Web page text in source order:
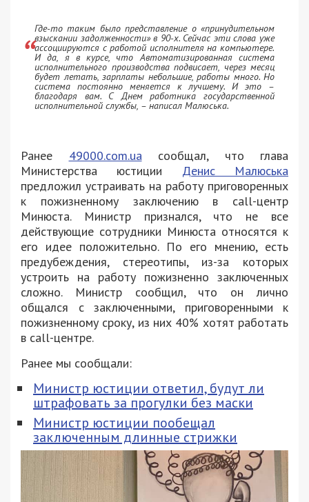
Где-то таким было представление о «принудительном
взыскании задолженности» в 90-х. Сейчас эти слова уже
ассоциируются с работой исполнителя на компьютере.
И да, я в курсе, что Автоматизированная система
исполнительного производства подвисает, через месяц
будет летать, зарплаты небольшие, работы много. Но
система постоянно меняется к лучшему. И это –
благодаря вам. С Днем работника государственной
исполнительной службы, – написал Малюська.
Ранее 49000.com.uaсообщал, что глава
Министерства юстиции Денис Малюська
предложил устраивать на работу приговоренных
к пожизненному заключению в call-центр
Минюста. Министр признался, что не все
действующие сотрудники Минюста относятся к
его идее положительно. По его мнению, есть
предубеждения, стереотипы, из-за которых
устроить на работу пожизненно заключенных
сложно. Министр сообщил, что он лично
общался с заключенными, приговоренными к
пожизненному сроку, из них 40% хотят работать
в call-центре.
Ранее мы сообщали:
Министр юстиции ответил, будут ли
штрафовать за прогулки без маски
Министр юстиции пообещал
заключенным длинные стрижки